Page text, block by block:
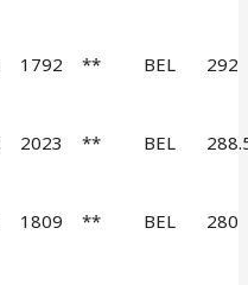
1792 ** BEL 292
2023 ** BEL
1809 ** BEL 280